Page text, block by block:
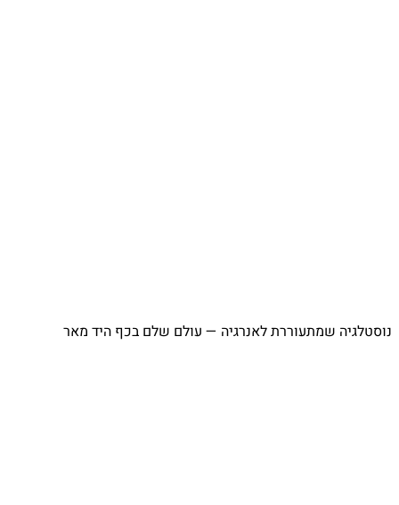
שמתעוררת לאנרגיה — עולם שלם בכף היד מאר